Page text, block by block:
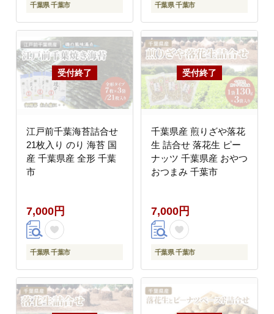
千葉県 千葉市 千葉県 千葉市
江戸前千葉海苔詰合せ
21枚入り のり 海苔 国
産 千葉県産 全形 千葉
市
7,000円
千葉県 千葉市
千葉県産 煎りざや落花
生 詰合せ 落花生 ピー
ナッツ 千葉県産 おやつ
おつまみ 千葉市
7,000円
千葉県 千葉市